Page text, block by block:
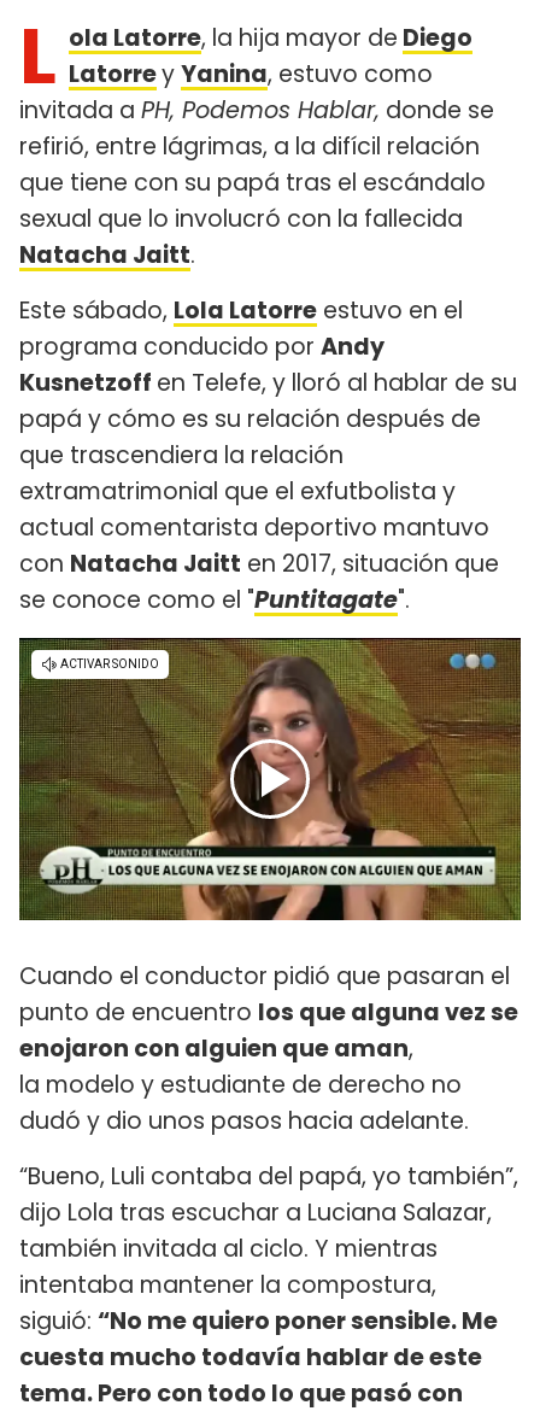
L ola Latorre, la hija mayor de Diego
LatorreyYanina, estuvo como
invitada a PH, Podemos Hablar, donde se
refirió, entre lágrimas, a la difícil relación
que tiene con su papá tras el escándalo
sexual que lo involucró con la fallecida
Natacha Jaitt.
Este sábado, Lola Latorre estuvo en el
programa conducido por Andy
Kusnetzoff en Telefe, y lloró al hablar de su
papá y cómo es su relación después de
que trascendiera la relación
extramatrimonial que el exfutbolista y
actual comentarista deportivo mantuvo
con Natacha Jaitt en 2017, situación que
se conoce como el "Puntitagate".
Cuando el conductor pidió que pasaran el
punto de encuentro los que alguna vez se
enojaron con alguien que aman,
la modelo y estudiante de derecho no
dudó y dio unos pasos hacia adelante.
“Bueno, Luli contaba del papá, yo también”,
dijo Lola tras escuchar a Luciana Salazar,
también invitada al ciclo. Y mientras
intentaba mantener la compostura,
siguió: “No me quiero poner sensible. Me
cuesta mucho todavía hablar de este
tema. Pero con todo lo que pasó con